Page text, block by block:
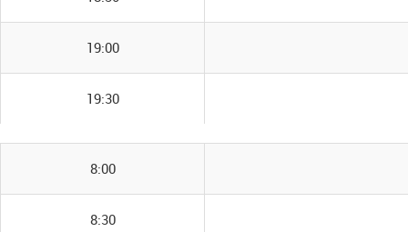
19:00
19:30
8:00
8:30